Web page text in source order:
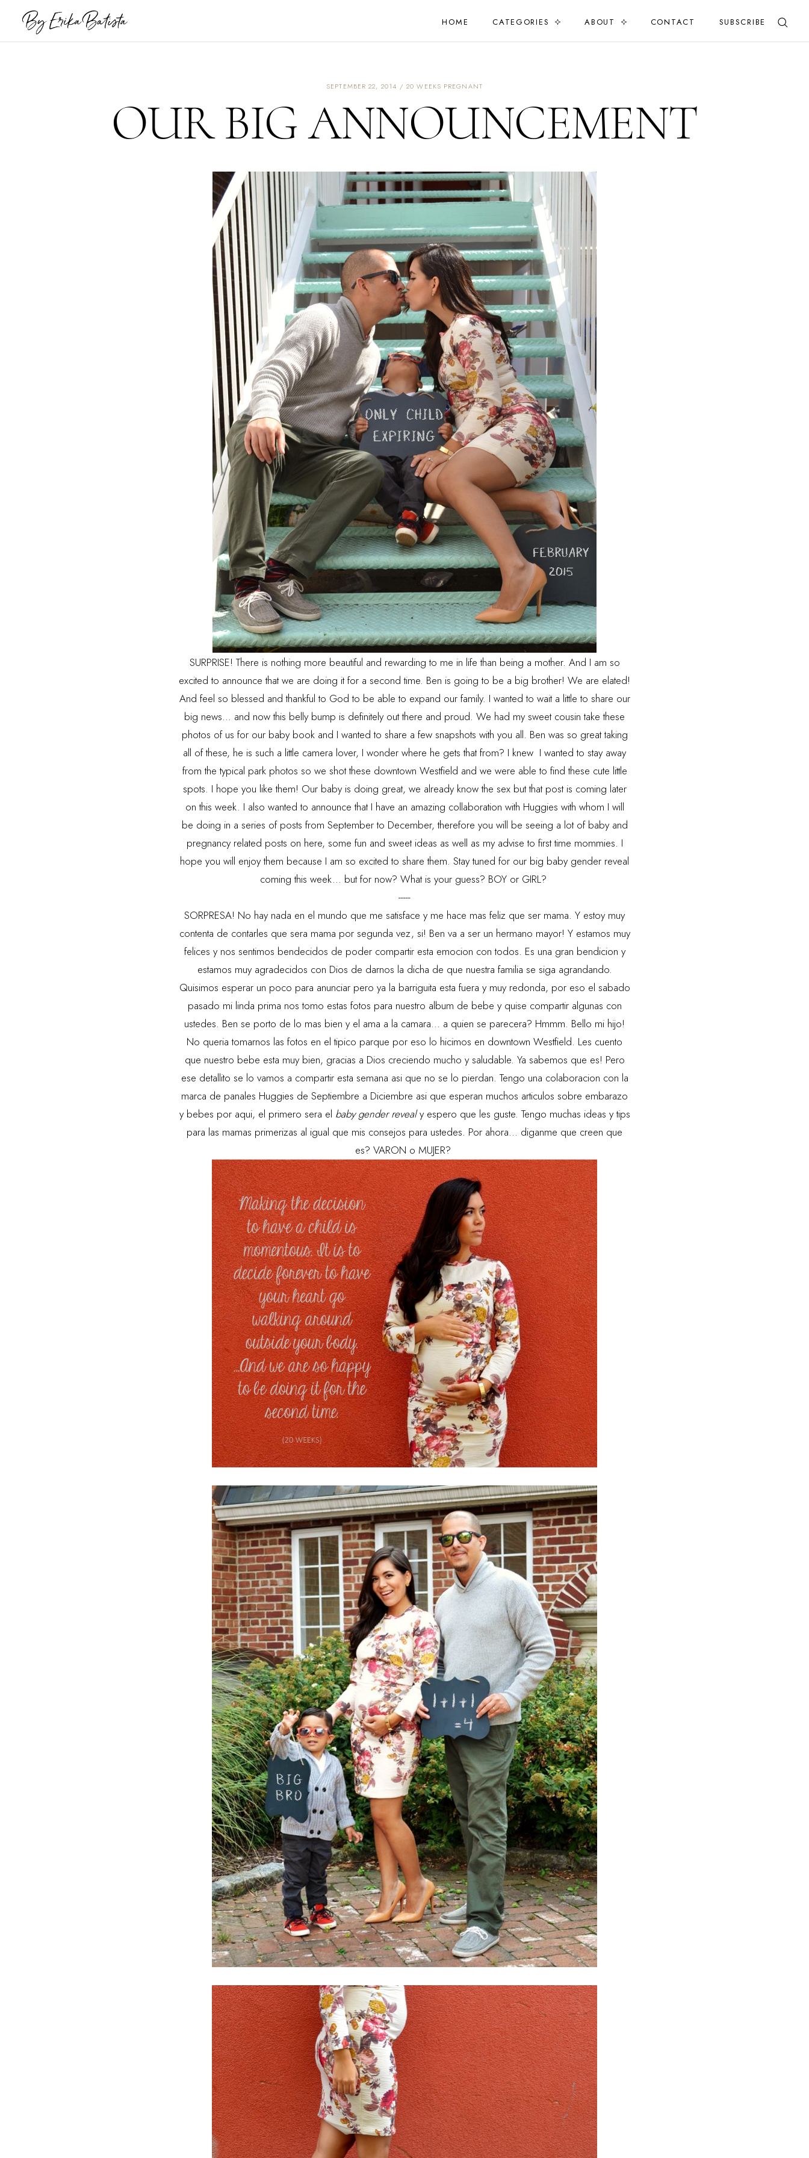
HOME CATEGORIES ABOUT CONTACT SUBSCRIBE
SEPTEMBER 22, 2014 20 WEEKS PREGNANT
OUR BIG ANNOUNCEMENT
SURPRISE! There is nothing more beautiful and rewarding to me in life than being a mother. And I am so
excited to announce that we are doing it for a second time. Ben is going to be a big brother! We are elated!
And feel so blessed and thankful to God to be able to expand our family. I wanted to wait a little to share our
big news... and now this belly bump is definitely out there and proud. We had my sweet cousin take these
photos of us for our baby book and I wanted to share a few snapshots with you all. Ben was so great taking
all of these, he is such a little camera lover, I wonder where he gets that from? I knew I wanted to stay away
from the typical park photos so we shot these downtown Westfield and we were able to find these cute little
spots. I hope you like them! Our baby is doing great, we already know the sex but that post is coming later
on this week. I also wanted to announce that I have an amazing collaboration with Huggies with whom I will
be doing in a series of posts from September to December, therefore you will be seeing a lot of baby and
pregnancy related posts on here, some fun and sweet ideas as well as my advise to first time mommies. I
hope you will enjoy them because I am so excited to share them. Stay tuned for our big baby gender reveal
coming this week... but for now? What is your guess? BOY or GIRL?
-----
SORPRESA! No hay nada en el mundo que me satisface y me hace mas feliz que ser mama. Y estoy muy
contenta de contarles que sera mama por segunda vez, si! Ben va a ser un hermano mayor! Y estamos muy
felices y nos sentimos bendecidos de poder compartir esta emocion con todos. Es una gran bendicion y
estamos muy agradecidos con Dios de darnos la dicha de que nuestra familia se siga agrandando.
Quisimos esperar un poco para anunciar pero ya la barriguita esta fuera y muy redonda, por eso el sabado
pasado mi linda prima nos tomo estas fotos para nuestro album de bebe y quise compartir algunas con
ustedes. Ben se porto de lo mas bien y el ama a la camara... a quien se parecera? Hmmm. Bello mi hijo!
No queria tomarnos las fotos en el tipico parque por eso lo hicimos en downtown Westfield. Les cuento
que nuestro bebe esta muy bien, gracias a Dios creciendo mucho y saludable. Ya sabemos que es! Pero
ese detallito se lo vamos a compartir esta semana asi que no se lo pierdan. Tengo una colaboracion con la
marca de panales Huggies de Septiembre a Diciembre asi que esperan muchos articulos sobre embarazo
y bebes por aqui, el primero sera el baby gender revealy espero que les guste. Tengo muchas ideas y tips
para las mamas primerizas al igual que mis consejos para ustedes. Por ahora... diganme que creen que
es? VARON o MUJER?